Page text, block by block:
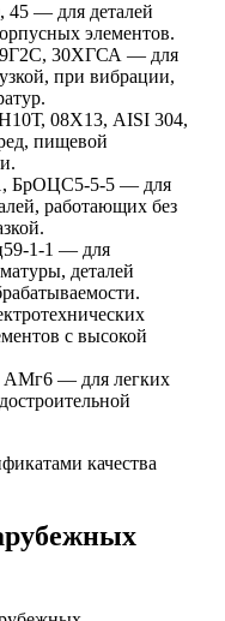
45 — для деталей
элементов.
30ХГСА — для
при вибрации,
08Х13, AISI 304,
пищевой
БрОЦС5-5-5 — для
работающих без
1-1 — для
деталей
с высокой
— для легких
качества